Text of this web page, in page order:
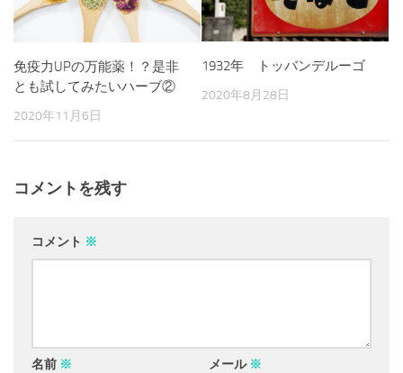
免疫力UPの万能薬！？是非
とも試してみたいハーブ②
2020年11月6日
1932年 トッバンデルーゴ
2020年8月28日
コメントを残す
コメント ※
名前 ※ メール ※